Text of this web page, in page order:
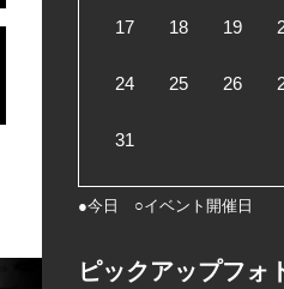
17 18 19
24 25 26
31
●今日 ○イベント開催日
ピックアップフォ